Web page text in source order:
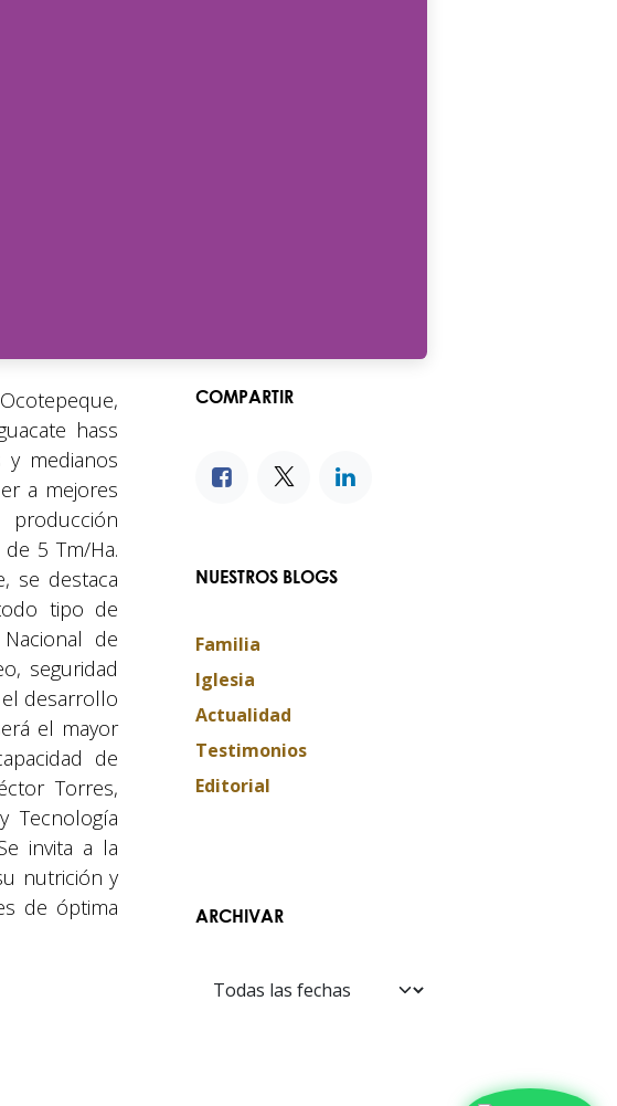
hass
medianos
a mejores
5 Tm/Ha.
se destaca
tipo de
de
seguridad
desarrollo
el mayor
de
Torres,
Tecnología
invita a la
nutrición y
de óptima
COMPARTIR
NUESTROS BLOGS
Familia
Iglesia
Actualidad
Testimonios
Editorial
ARCHIVAR
de